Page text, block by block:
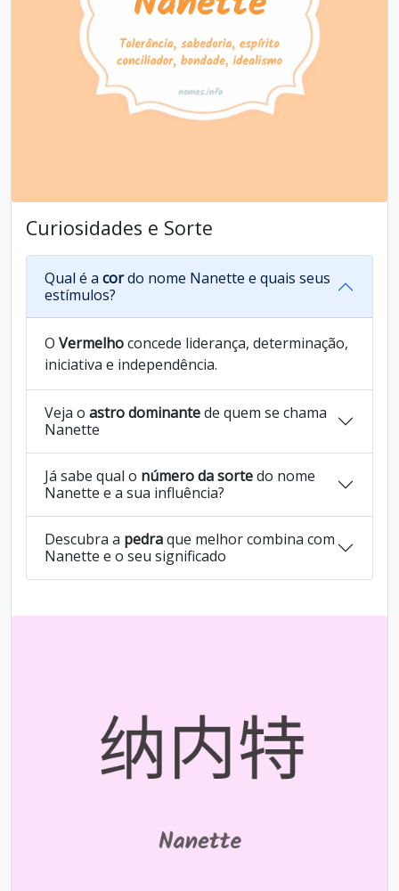
Curiosidades e Sorte
Qual é a cordo nome Nanette e quais seus
estímulos?
O Vermelhoconcede liderança, determinação,
iniciativa e independência.
Veja o astro dominantede quem se chama
Nanette
Já sabe qual o número da sortedo nome
Nanette e a sua influência?
Descubra a pedraque melhor combina com
Nanette e o seu significado